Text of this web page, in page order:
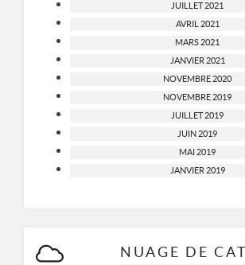
JUILLET 2021
AVRIL 2021
MARS 2021
JANVIER 2021
NOVEMBRE 2020
NOVEMBRE 2019
JUILLET 2019
JUIN 2019
MAI 2019
JANVIER 2019
NUAGE DE